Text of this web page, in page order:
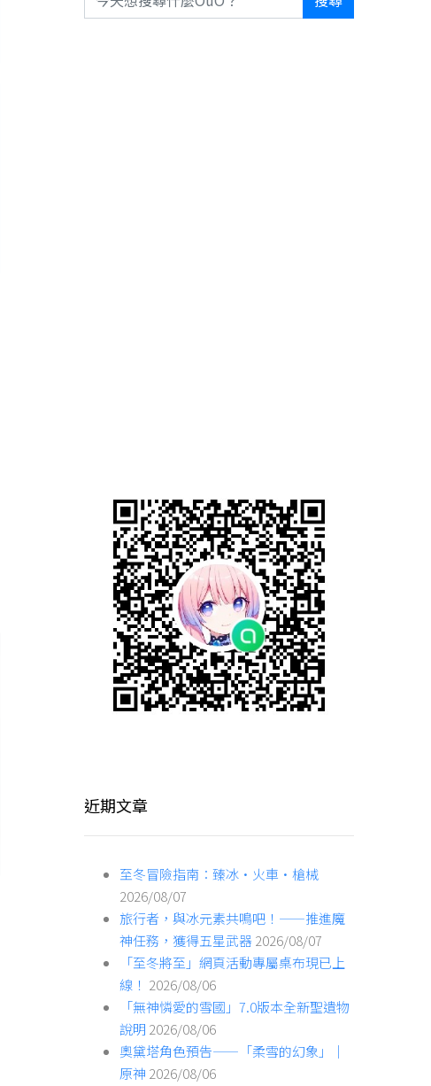
近期文章
至冬冒險指南：臻冰·火車·槍械
2026/08/07
旅行者，與冰元素共鳴吧！——推進魔
神任務，獲得五星武器2026/08/07
「至冬將至」網頁活動專屬桌布現已上
線！ 2026/08/06
「無神憐愛的雪國」7.0版本全新聖遺物
說明 2026/08/06
奧黛塔角色預告——「柔雪的幻象」｜
原神 2026/08/06